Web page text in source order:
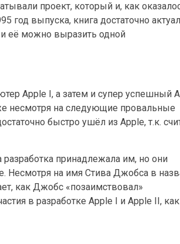
проект, который и, как
год выпуска, книга достаточно
её можно выразить одной
Apple I, а затем и супер успешный
несмотря на следующие провальные
быстро ушёл из Apple, т.к.
разработка принадлежала им, но они
Несмотря на имя Стива Джобса в
как Джобс «позаимствовал»
в разработке Apple I и Apple II, как